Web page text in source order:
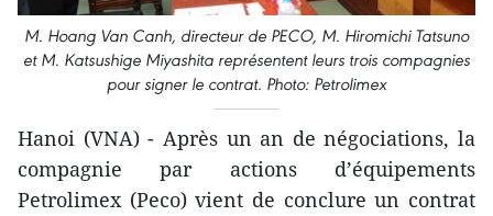
M. Hoang Van Canh, directeur de PECO, M. Hiromichi Tatsuno
et M. Katsushige Miyashita représentent leurs trois compagnies
pour signer le contrat. Photo: Petrolimex
Hanoi (VNA) - Après un an de négociations, la
compagnie par actions d’équipements
Petrolimex (Peco) vient de conclure un contrat